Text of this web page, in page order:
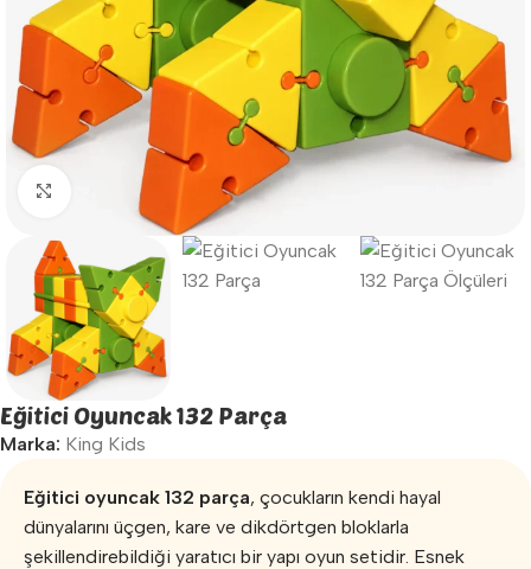
Büyütmek için tıklayın
Eğitici Oyuncak 132 Parça
Marka: King Kids
Eğitici oyuncak 132 parça, çocukların kendi hayal
dünyalarını üçgen, kare ve dikdörtgen bloklarla
şekillendirebildiği yaratıcı bir yapı oyun setidir. Esnek